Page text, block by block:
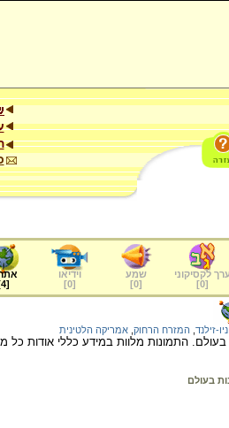
ערך לקסיקוני
[
0
]
שמע
[
0
]
וידיאו
[
0
]
[
4
ניו-זילנד המזרח הרחוק אמריקה הלטינית
התמונות מלוות במידע כללי אודות
בעולם